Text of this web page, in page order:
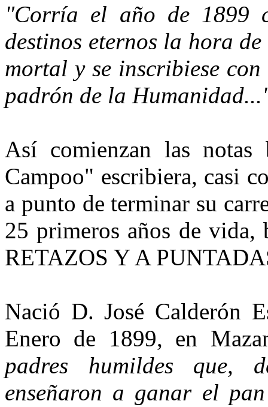
"Corría el año de 1899
destinos eternos la hora
mortal y se inscribiese
padrón de la
Así comienzan las
Campoo" escribiera, casi
a punto de terminar su
25 primeros años de
RETAZOS Y A
Nació D. José Calderón
Enero de 1899, en
padres humildes que,
enseñaron a ganar el